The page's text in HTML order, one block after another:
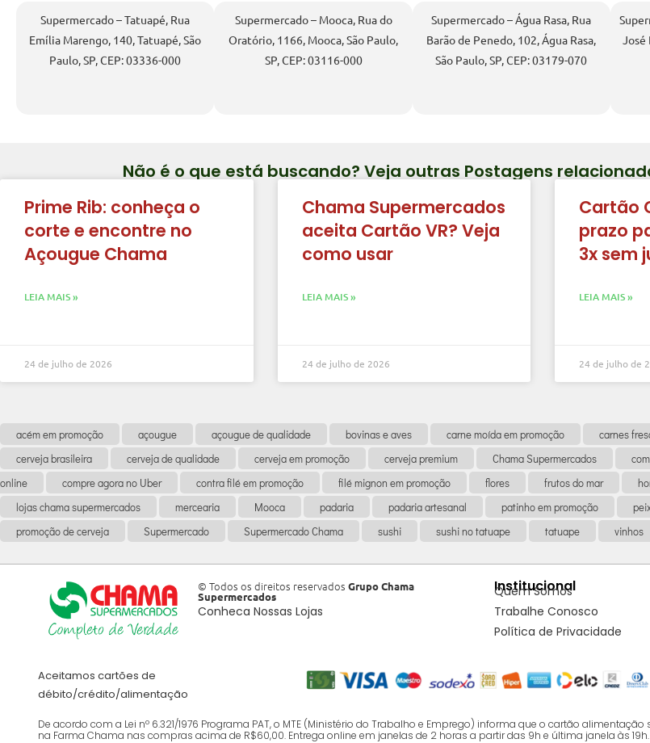
Supermercado – Tatuapé, Rua
Emília Marengo, 140, Tatuapé, São
Paulo, SP, CEP: 03336-000
Supermercado – Mooca, Rua do
Oratório, 1166, Mooca, São Paulo,
SP, CEP: 03116-000
Supermercado – Água Rasa, Rua
Barão de Penedo, 102, Água Rasa,
São Paulo, SP, CEP: 03179-070
José
Não é o que está buscando? Veja outras Postagens
Prime Rib: conheça o
corte e encontre no
Açougue Chama
LEIA MAIS »
24 de julho de 2026
Chama Supermercados
aceita Cartão VR? Veja
como usar
LEIA MAIS »
24 de julho de 2026
Cartão
prazo
3x sem
LEIA MAIS »
24 de julho de
acém em promoção açougue açougue de qualidade bovinas e aves carne moída em promoção carnes
cerveja brasileira
cerveja de qualidade cerveja em promoção cerveja premium Chama Supermercados
online
compre agora no Uber contra filé em promoção filé mignon em promoção flores frutos do mar
lojas chama supermercados
mercearia Mooca padaria padaria artesanal patinho em promoção
promoção de cerveja
Supermercado Supermercado Chama sushi sushi no tatuape tatuape vinhos
© Todos os direitos reservados Grupo Chama
Supermercados
Conheca Nossas Lojas
Institucional
Quem Somos
Trabalhe Conosco
Política de Privacidade
Aceitamos cartões de
débito/crédito/alimentação
De acordo com a Lei nº 6.321/1976 Programa PAT, o MTE (Ministério do Trabalho e Emprego) informa que o cartão
na Farma Chama nas compras acima de R$60,00. Entrega online em janelas de 2 horas a partir das 9h e última janela às